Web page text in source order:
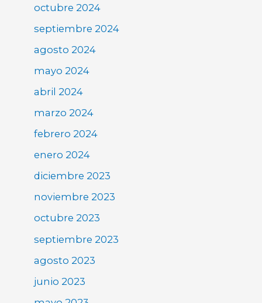
octubre 2024
septiembre 2024
agosto 2024
mayo 2024
abril 2024
marzo 2024
febrero 2024
enero 2024
diciembre 2023
noviembre 2023
octubre 2023
septiembre 2023
agosto 2023
junio 2023